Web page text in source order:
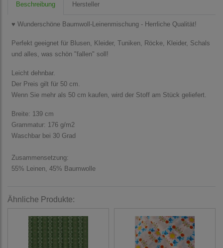
Beschreibung Hersteller
♥ Wunderschöne Baumwoll-Leinenmischung - Herrliche Qualität!
Perfekt geeignet für Blusen, Kleider, Tuniken, Röcke, Kleider, Schals
und alles, was schön "fallen" soll!
Leicht dehnbar.
Der Preis gilt für 50 cm.
Wenn Sie mehr als 50 cm kaufen, wird der Stoff am Stück geliefert.
Breite: 139 cm
Grammatur: 176 g/m2
Waschbar bei 30 Grad
Zusammensetzung:
55% Leinen, 45% Baumwolle
Ähnliche Produkte: